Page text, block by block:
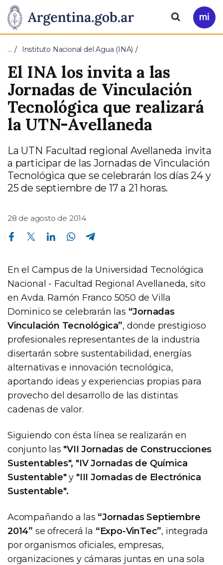
Presidencia
de
la
Nación
Pasar al contenido principal
Ir
a
Buscar
… Instituto Nacional del Agua (INA)
El INA los invita a las
Jornadas de Vinculación
Tecnológica que realizará
la UTN-Avellaneda
La UTN Facultad regional Avellaneda invita
a participar de las Jornadas de Vinculación
Tecnológica que se celebrarán los días 24 y
25 de septiembre de 17 a 21 horas.
28 de agosto de 2014
Compartir en Facebook Compartir en Twitter Compartir en Linkedin Compartir en Whatsapp
En el Campus de la Universidad Tecnológica
Nacional - Facultad Regional Avellaneda, sito
en Avda. Ramón Franco 5050 de Villa
Dominico se celebrarán las “Jornadas
Vinculación Tecnológica”, donde prestigioso
profesionales representantes de la industria
disertarán sobre sustentabilidad, energías
alternativas e innovación tecnológica,
aportando ideas y experiencias propias para
provecho del desarrollo de las distintas
cadenas de valor.
Siguiendo con ésta línea se realizarán en
conjunto las "VII Jornadas de Construcciones
Sustentables", "IV Jornadas de Química
Sustentable"y "III Jornadas de Electrónica
Sustentable".
Acompañando a las “Jornadas Septiembre
2014” se ofrecerá la “Expo-VinTec”, integrada
por organismos oficiales, empresas,
organizaciones y cámaras juntas en una sola